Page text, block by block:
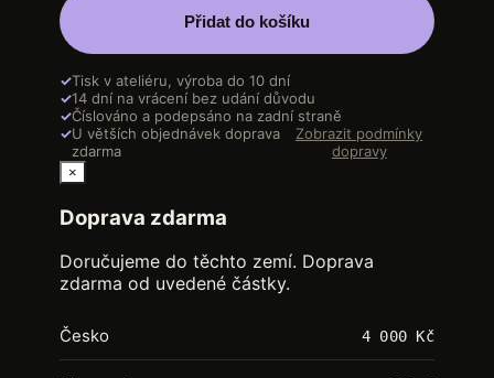
Přidat do košíku
✓Tisk v ateliéru, výroba do 10 dní
✓14 dní na vrácení bez udání důvodu
✓Číslováno a podepsáno na zadní straně
✓U větších objednávek doprava
zdarma
Zobrazit podmínky
dopravy
×
Doprava zdarma
Doručujeme do těchto zemí. Doprava
zdarma od uvedené částky.
Česko 4 000 Kč